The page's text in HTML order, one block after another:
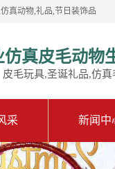
真动物,礼品,节日装饰品
仿真皮毛动物
皮毛玩具,圣诞礼品,仿
采 新闻中